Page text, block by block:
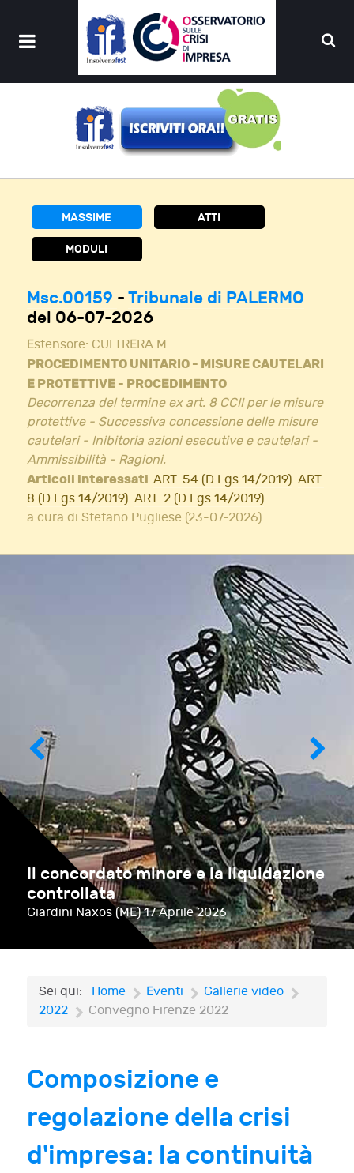
MASSIME ATTI
MODULI
Msc.00159 - Tribunale di PALERMO
del 06-07-2026
Estensore: CULTRERA M.
PROCEDIMENTO UNITARIO - MISURE CAUTELARI
E PROTETTIVE - PROCEDIMENTO
Decorrenza del termine ex art. 8 CCII per le misure
protettive - Successiva concessione delle misure
cautelari - Inibitoria azioni esecutive e cautelari -
Ammissibilità - Ragioni.
Articoli interessati ART. 54 (D.Lgs 14/2019) ART.
8 (D.Lgs 14/2019) ART. 2 (D.Lgs 14/2019)
a cura di Stefano Pugliese (23-07-2026)
Il concordato minore e la liquidazione
controllata
Giardini Naxos (ME) 17 Aprile 2026
Sei qui: Home Eventi
Gallerie video
2022
Convegno Firenze 2022
Composizione e
regolazione della crisi
d'impresa: la continuità